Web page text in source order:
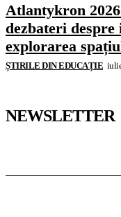
Atlantykron
dezbateri
explorarea
ȘTIRILE DIN EDUCAȚIE
NEWSLETTER